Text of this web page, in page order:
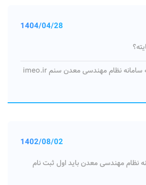
1404/04/28
سلام بله سامانه نظام مهندسی معدن سنم imeo.ir
1402/08/02
نظام مهندسی معدن باید اول ثبت نام